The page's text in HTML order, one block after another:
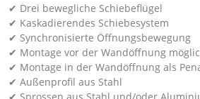
✔ Drei bewegliche Schiebeflügel
✔ Kaskadierendes Schiebesystem
✔ Synchronisierte Öffnungsbewegung
✔ Montage vor der Wandöffnung
✔ Montage in der Wandöffnung als
✔ Außenprofil aus Stahl
✔ Sprossen aus Stahl und/oder